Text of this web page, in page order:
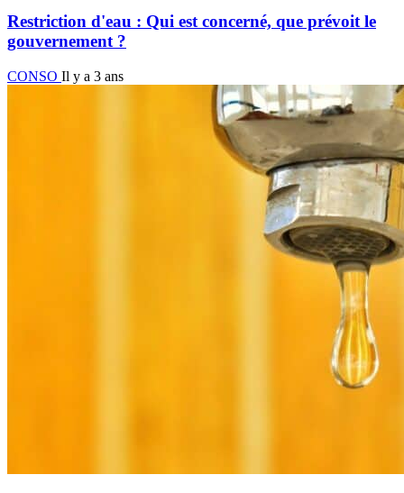
Restriction d'eau : Qui est concerné, que prévoit le
gouvernement ?
CONSO Il y a 3 ans